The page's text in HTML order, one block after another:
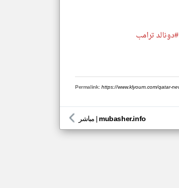
#دونالد ترامب
Permalink:
مباشر | mubasher.info